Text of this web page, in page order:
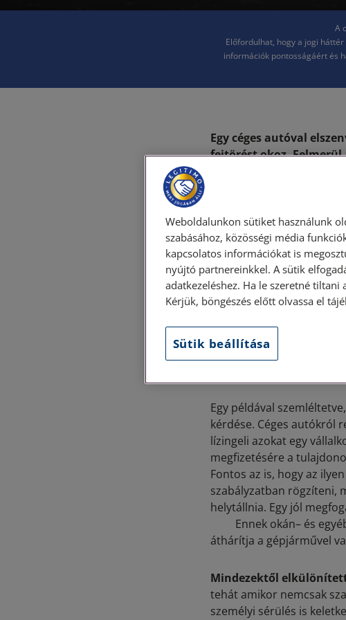
A
Előfordulhat, hogy a jogi
információk pontosságáért és
Egy céges autóval
fejtörést okoz. Felmerül
felelős egy céges
Először is azt kell
Beszélhetünk
hogy közúti balesethez
különbségek feltárása,
másik objektív. Ez azt
Egy példával
kérdése. Céges autókról
lízingeli azokat egy
megfizetésére a
Fontos az is, hogy az
szabályzatban rögzíteni,
helytállnia. Egy jól
Ennek okán– és
áthárítja a gépjárművel
Mindezektől
tehát amikor nemcsak
személyi sérülés is
Weboldalunkon sütiket használunk
szabásához, közösségi média
kapcsolatos információkat is
nyújtó partnereinkkel. A sütik
adatkezeléshez. Ha le szeretné
Kérjük, böngészés előtt olvassa el
Sütik beállítása